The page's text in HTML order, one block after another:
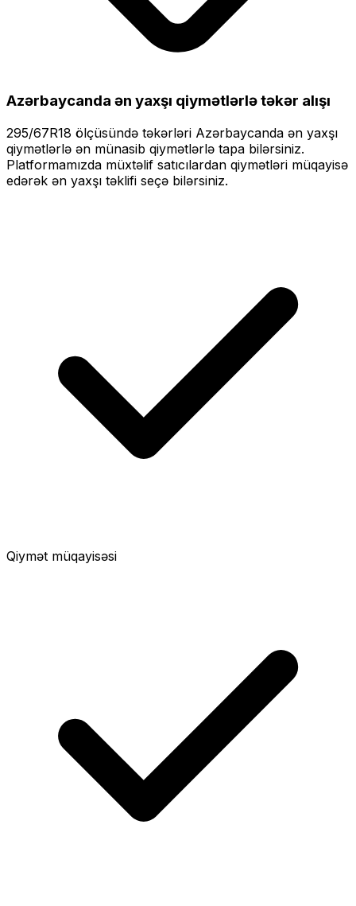
Azərbaycanda ən yaxşı qiymətlərlətəkər alışı
295/67R18 ölçüsündə təkərləri Azərbaycanda ən yaxşı
qiymətlərlə ən münasib qiymətlərlə tapa bilərsiniz.
Platformamızda müxtəlif satıcılardan qiymətləri müqayisə
edərək ən yaxşı təklifi seçə bilərsiniz.
Qiymət müqayisəsi